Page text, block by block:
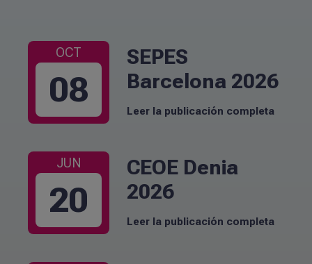
OCT
08
SEPES
Barcelona 2026
Leer la publicación completa
JUN
20
CEOE Denia
2026
Leer la publicación completa